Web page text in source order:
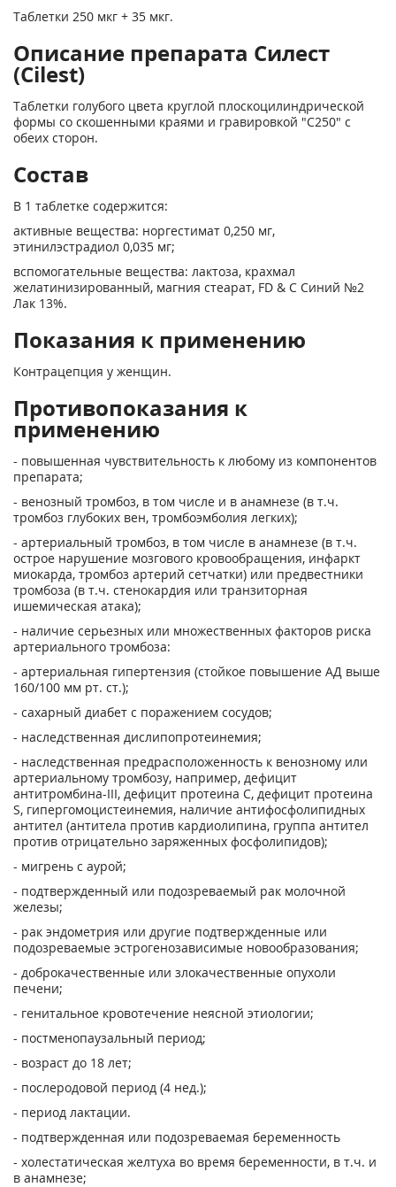
Таблетки 250 мкг + 35 мкг.
Описание препарата Силест
(Cilest)
Таблетки голубого цвета круглой плоскоцилиндрической
формы со скошенными краями и гравировкой "С250" с
обеих сторон.
Состав
В 1 таблетке содержится:
активные вещества: норгестимат 0,250 мг,
этинилэстрадиол 0,035 мг;
вспомогательные вещества: лактоза, крахмал
желатинизированный, магния стеарат, FD & С Синий №2
Лак 13%.
Показания к применению
Контрацепция у женщин.
Противопоказания к
применению
- повышенная чувствительность к любому из компонентов
препарата;
- венозный тромбоз, в том числе и в анамнезе (в т.ч.
тромбоз глубоких вен, тромбоэмболия легких);
- артериальный тромбоз, в том числе в анамнезе (в т.ч.
острое нарушение мозгового кровообращения, инфаркт
миокарда, тромбоз артерий сетчатки) или предвестники
тромбоза (в т.ч. стенокардия или транзиторная
ишемическая атака);
- наличие серьезных или множественных факторов риска
артериального тромбоза:
- артериальная гипертензия (стойкое повышение АД выше
160/100 мм рт. ст.);
- сахарный диабет с поражением сосудов;
- наследственная дислипопротеинемия;
- наследственная предрасположенность к венозному или
артериальному тромбозу, например, дефицит
антитромбина-III, дефицит протеина С, дефицит протеина
S, гипергомоцистеинемия, наличие антифосфолипидных
антител (антитела против кардиолипина, группа антител
против отрицательно заряженных фосфолипидов);
- мигрень с аурой;
- подтвержденный или подозреваемый рак молочной
железы;
- рак эндометрия или другие подтвержденные или
подозреваемые эстрогенозависимые новообразования;
- доброкачественные или злокачественные опухоли
печени;
- генитальное кровотечение неясной этиологии;
- постменопаузальный период;
- возраст до 18 лет;
- послеродовой период (4 нед.);
- период лактации.
- подтвержденная или подозреваемая беременность
- холестатическая желтуха во время беременности, в т.ч. и
в анамнезе;